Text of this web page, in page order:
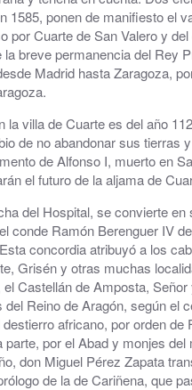
Club CdH
Cultura
Depuradora,
Directorio de
ACHE,
Iglesia de Santa
Juzgados
Parque y zonas
Plaza de toros
1585, ponen de manifiesto el
Cuarte de San Valero y
breve permanencia del Rey
Madrid hasta Zaragoza,
villa de Cuarte es del año
de no abandonar sus tierras
de Alfonso I, muerto en
el futuro de la aljama de
del Hospital, se convierte
conde Ramón Berenguer IV
concordia atribuyó a los
Grisén y otras muchas
Castellán de Amposta,
Reino de Aragón, según
africano, por orden
por el Abad y monjes
don Miguel Pérez Zapata
de la de Cariñena, que